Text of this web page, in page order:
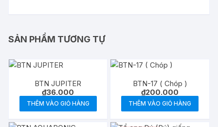
SẢN PHẨM TƯƠNG TỰ
BTN JUPITER
₫36.000
THÊM VÀO GIỎ HÀNG
BTN-17 ( Chóp )
₫200.000
THÊM VÀO GIỎ HÀNG